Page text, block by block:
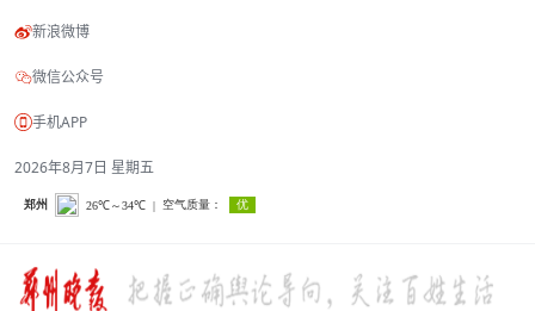
新浪微博
微信公众号
手机APP
2026年8月7日 星期五